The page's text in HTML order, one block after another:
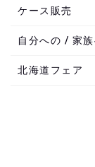
ケース販売
自分への / 家
北海道フェア